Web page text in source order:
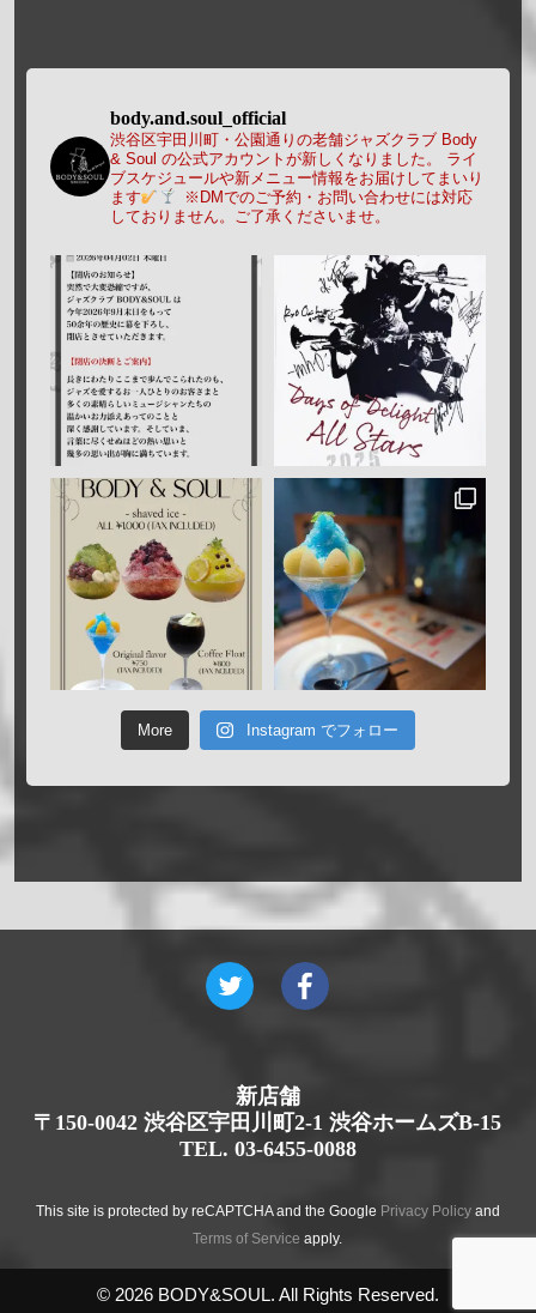
body.and.soul_official
渋谷区宇田川町・公園通りの老舗ジャズクラブ Body
& Soul の公式アカウントが新しくなりました。
ライ
ブスケジュールや新メニュー情報をお届けしてまいり
ます
※DMでのご予約・お問い合わせには対応
しておりません。ご了承くださいませ。
More Instagram でフォロー
新店舗
〒150-0042 渋谷区宇田川町2-1 渋谷ホームズB-15
TEL. 03-6455-0088
This site is protected by reCAPTCHA and the Google Privacy Policyand
Terms of Service apply.
© 2026 BODY&SOUL. All Rights Reserved.